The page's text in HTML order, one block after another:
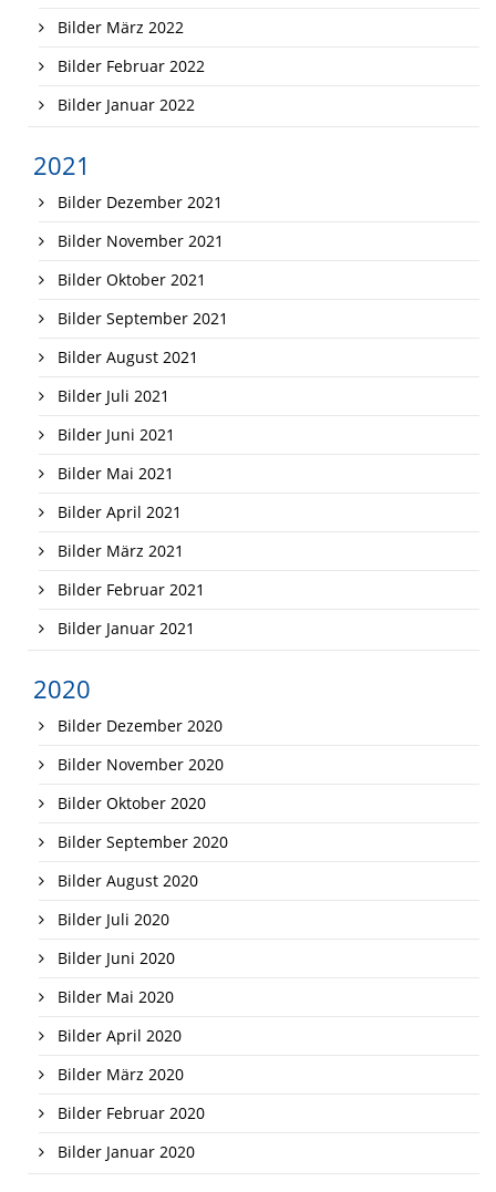
Bilder März 2022
Bilder Februar 2022
Bilder Januar 2022
2021
Bilder Dezember 2021
Bilder November 2021
Bilder Oktober 2021
Bilder September 2021
Bilder August 2021
Bilder Juli 2021
Bilder Juni 2021
Bilder Mai 2021
Bilder April 2021
Bilder März 2021
Bilder Februar 2021
Bilder Januar 2021
2020
Bilder Dezember 2020
Bilder November 2020
Bilder Oktober 2020
Bilder September 2020
Bilder August 2020
Bilder Juli 2020
Bilder Juni 2020
Bilder Mai 2020
Bilder April 2020
Bilder März 2020
Bilder Februar 2020
Bilder Januar 2020